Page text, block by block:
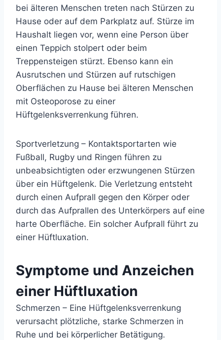
bei älteren Menschen treten nach Stürzen zu
Hause oder auf dem Parkplatz auf. Stürze im
Haushalt liegen vor, wenn eine Person über
einen Teppich stolpert oder beim
Treppensteigen stürzt. Ebenso kann ein
Ausrutschen und Stürzen auf rutschigen
Oberflächen zu Hause bei älteren Menschen
mit Osteoporose zu einer
Hüftgelenksverrenkung führen.
Sportverletzung – Kontaktsportarten wie
Fußball, Rugby und Ringen führen zu
unbeabsichtigten oder erzwungenen Stürzen
über ein Hüftgelenk. Die Verletzung entsteht
durch einen Aufprall gegen den Körper oder
durch das Aufprallen des Unterkörpers auf eine
harte Oberfläche. Ein solcher Aufprall führt zu
einer Hüftluxation.
Symptome und Anzeichen
einer Hüftluxation
Schmerzen – Eine Hüftgelenksverrenkung
verursacht plötzliche, starke Schmerzen in
Ruhe und bei körperlicher Betätigung.